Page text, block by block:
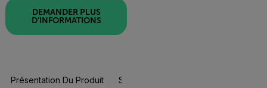
DEMANDER PLUS
D’INFORMATIONS
Présentation Du Produit Spécifications